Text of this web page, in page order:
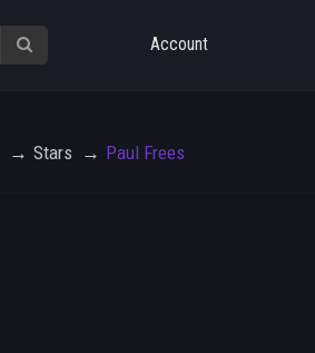
Account
Stars Paul Frees